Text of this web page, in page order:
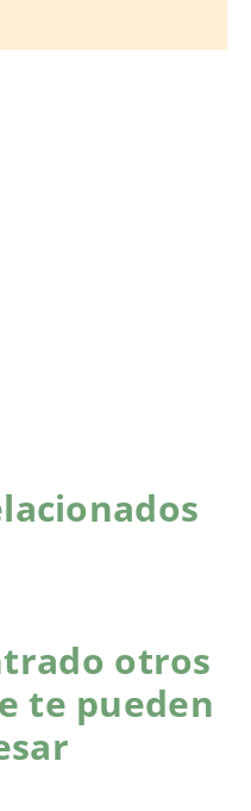
otros
te pueden